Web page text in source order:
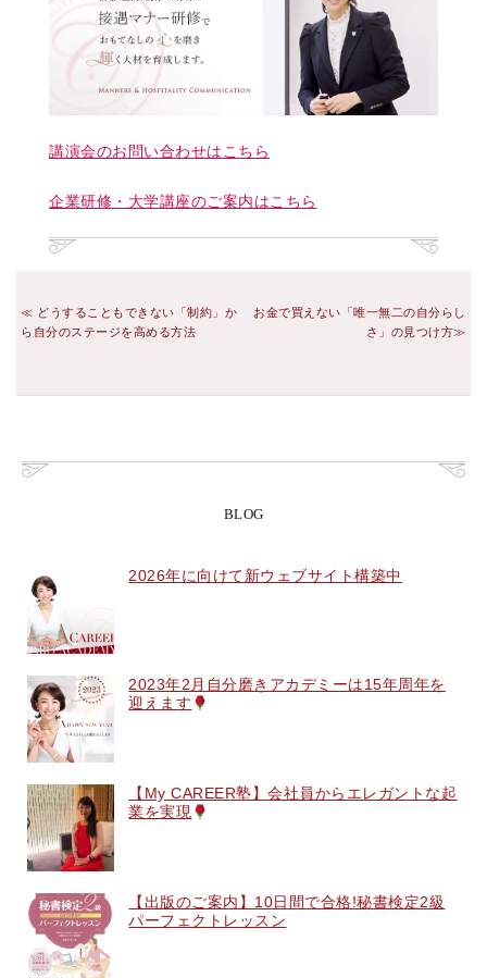
講演会のお問い合わせはこちら
企業研修・大学講座のご案内はこちら
どうすることもできない「制約」か
ら自分のステージを高める方法
お金で買えない「唯一無二の自分らし
さ」の見つけ方
BLOG
2026年に向けて新ウェブサイト構築中
2023年2月自分磨きアカデミーは15年周年を
迎えます
【My CAREER塾】会社員からエレガントな起
業を実現
【出版のご案内】10日間で合格!秘書検定2級
パーフェクトレッスン